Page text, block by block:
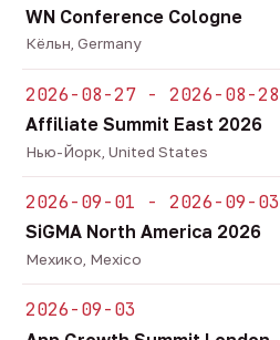
WN Conference Cologne
Кёльн, Germany
2026-08-27 - 2026-08-28
Affiliate Summit East 2026
Нью-Йорк, United States
2026-09-01 - 2026-09-03
SiGMA North America 2026
Мехико, Mexico
2026-09-03